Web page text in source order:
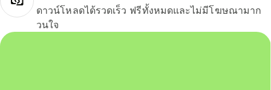
ดาวน์โหลดได้รวดเร็ว ฟรีทั้งหมดและไม่มีโฆษณามาก
วนใจ